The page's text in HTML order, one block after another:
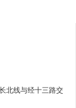
北线与经十三路交